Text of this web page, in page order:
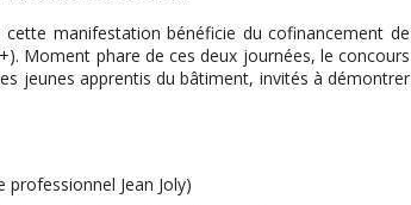
manifestation bénéficie du cofinancement de
Moment phare de ces deux journées, le concours
jeunes apprentis du bâtiment, invités à démontrer
professionnel Jean Joly)